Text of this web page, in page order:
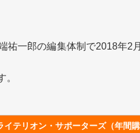
祐一郎の編集体制で2018年2
イテリオン・サポーターズ（年間購